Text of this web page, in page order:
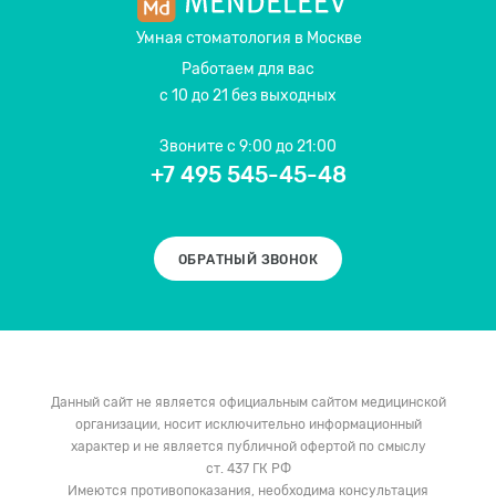
Умная стоматология в Москве
Работаем для вас
с 10 до 21 без выходных
Звонитес 9:00 до 21:00
+7 495 545-45-48
ОБРАТНЫЙ ЗВОНОК
Данный сайт не является официальным сайтом медицинской
организации, носит исключительно информационный
характер и не является публичной офертой по смыслу
ст. 437 ГК РФ
Имеются противопоказания, необходима консультация